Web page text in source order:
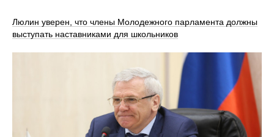
Люлин уверен, что члены Молодежного парламента должны
выступать наставниками для школьников